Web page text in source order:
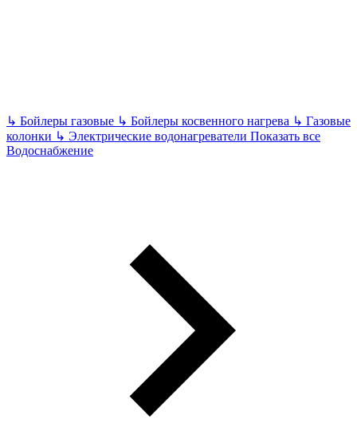
↳ Бойлеры газовые ↳ Бойлеры косвенного нагрева ↳ Газовые
колонки ↳ Электрические водонагреватели Показать все
Водоснабжение